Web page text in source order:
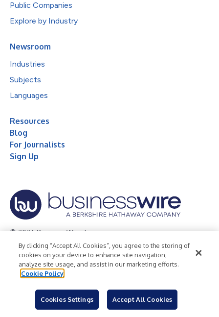
Public Companies
Explore by Industry
Newsroom
Industries
Subjects
Languages
Resources
Blog
For Journalists
Sign Up
© 2026 Business Wire, Inc.
Privacy Policy Cookie Policy
Accessibility Statement
Terms of Use
Legal
By clicking “Accept All Cookies”, you agree to the storing of
cookies on your device to enhance site navigation,
analyze site usage, and assist in our marketing efforts.
Cookie Policy
Cookies Settings Accept All Cookies